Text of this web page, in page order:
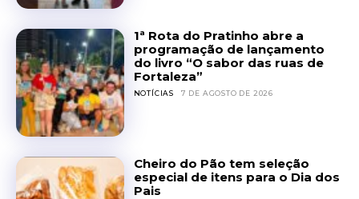
1ª Rota do Pratinho abre a
programação de lançamento
do livro “O sabor das ruas de
Fortaleza”
NOTÍCIAS 7 DE AGOSTO DE 2026
Cheiro do Pão tem seleção
especial de itens para o Dia dos
Pais